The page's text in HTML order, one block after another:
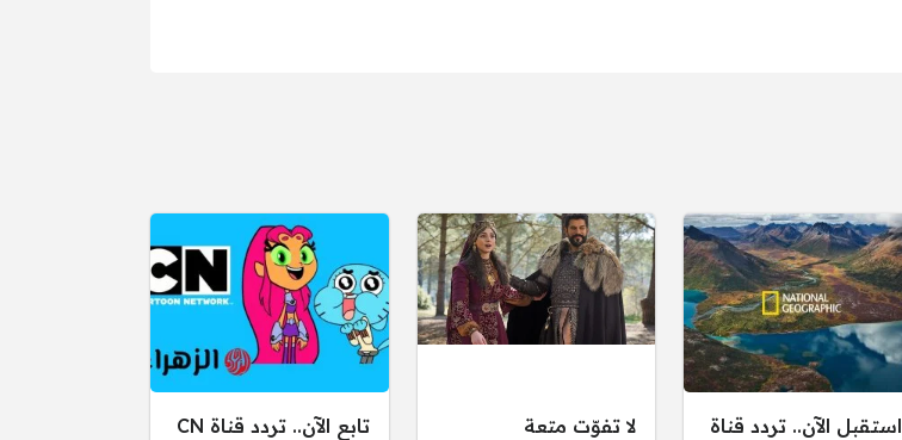
استقبل الآن.. تردد قناة
لا تفوّت متعة
تابع الآن.. تردد قناة CN